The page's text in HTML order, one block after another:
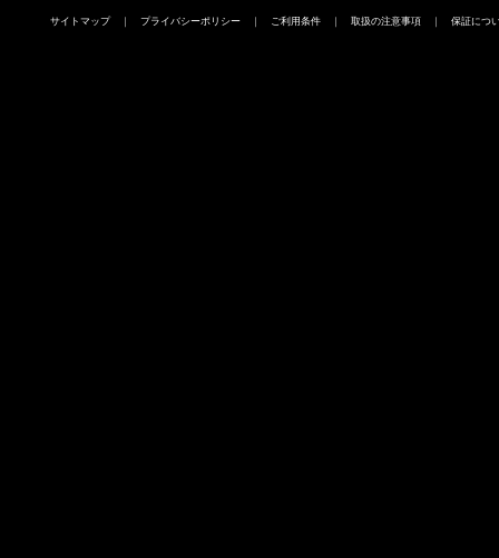
サイトマップ｜ プライバシーポリシー ｜ ご利用条件 ｜ 取扱の注意事項 ｜ 保証につ